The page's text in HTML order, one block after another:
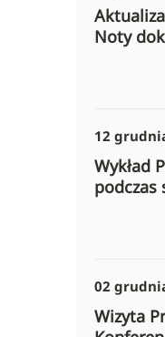
Noty
12
Wykład
podczas
02
Wizyta